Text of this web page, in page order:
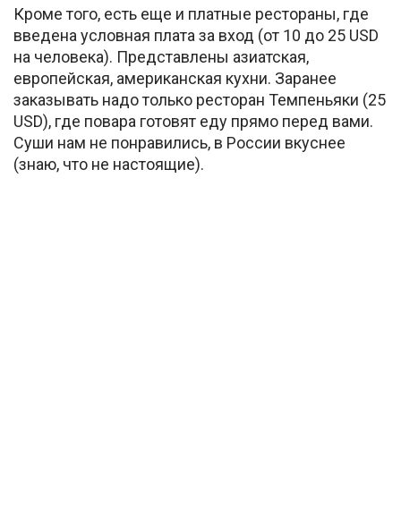
Кроме того, есть еще и платные рестораны, где
введена условная плата за вход (от 10 до 25 USD
на человека). Представлены азиатская,
европейская, американская кухни. Заранее
заказывать надо только ресторан Темпеньяки (25
USD), где повара готовят еду прямо перед вами.
Суши нам не понравились, в России вкуснее
(знаю, что не настоящие).